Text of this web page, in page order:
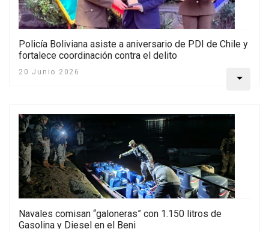
Policía Boliviana asiste a aniversario de PDI de Chile y
fortalece coordinación contra el delito
20 Junio 2026
Navales comisan “galoneras” con 1.150 litros de
Gasolina y Diesel en el Beni